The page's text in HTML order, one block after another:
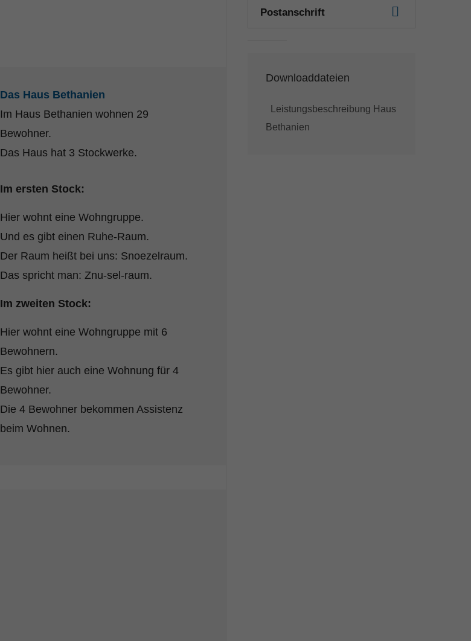
Das Haus Bethanien
Im Haus Bethanien wohnen 29
Bewohner.
Das Haus hat 3 Stockwerke.
Im ersten Stock:
Hier wohnt eine Wohngruppe.
Und es gibt einen Ruhe-Raum.
Der Raum heißt bei uns: Snoezelraum.
Das spricht man: Znu-sel-raum.
Im zweiten Stock:
Hier wohnt eine Wohngruppe mit 6
Bewohnern.
Es gibt hier auch eine Wohnung für 4
Bewohner.
Die 4 Bewohner bekommen Assistenz
beim Wohnen.
Postanschrift
Downloaddateien
Leistungsbeschreibung Haus
Bethanien